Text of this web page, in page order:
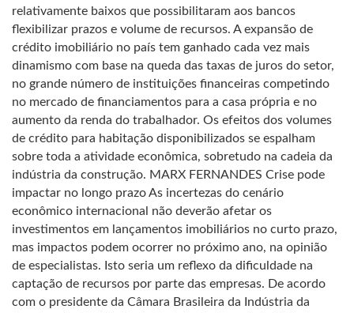
relativamente baixos que possibilitaram aos bancos
flexibilizar prazos e volume de recursos. A expansão de
crédito imobiliário no país tem ganhado cada vez mais
dinamismo com base na queda das taxas de juros do setor,
no grande número de instituições financeiras competindo
no mercado de financiamentos para a casa própria e no
aumento da renda do trabalhador. Os efeitos dos volumes
de crédito para habitação disponibilizados se espalham
sobre toda a atividade econômica, sobretudo na cadeia da
indústria da construção. MARX FERNANDES Crise pode
impactar no longo prazo As incertezas do cenário
econômico internacional não deverão afetar os
investimentos em lançamentos imobiliários no curto prazo,
mas impactos podem ocorrer no próximo ano, na opinião
de especialistas. Isto seria um reflexo da dificuldade na
captação de recursos por parte das empresas. De acordo
com o presidente da Câmara Brasileira da Indústria da